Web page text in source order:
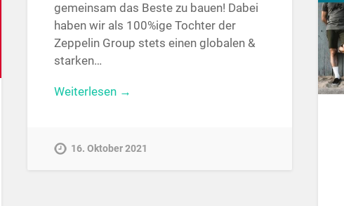
gemeinsam das Beste zu bauen! Dabei
haben wir als 100%ige Tochter der
Zeppelin Group stets einen globalen &
starken…
Weiterlesen →
16. Oktober 2021